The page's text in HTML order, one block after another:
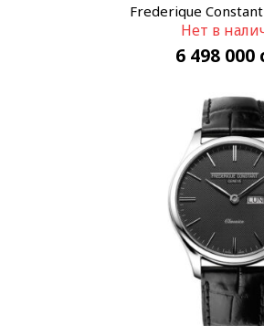
Frederique Constant
Нет в
6 498 000